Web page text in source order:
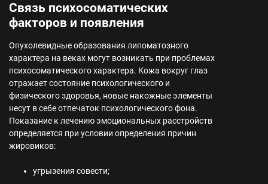
Связь психосоматических
факторов и появления
Опухолевидные образования липоматозного
характера на веках могут возникать при проблемах
психосоматического характера. Кожа вокруг глаз
отражает состояние психологического и
физического здоровья, новые накожные элементы
несут в себе отпечаток психологического фона.
Показание к лечению эмоциональных расстройств
определяется при условии определения причин
жировиков:
угрызения совести;